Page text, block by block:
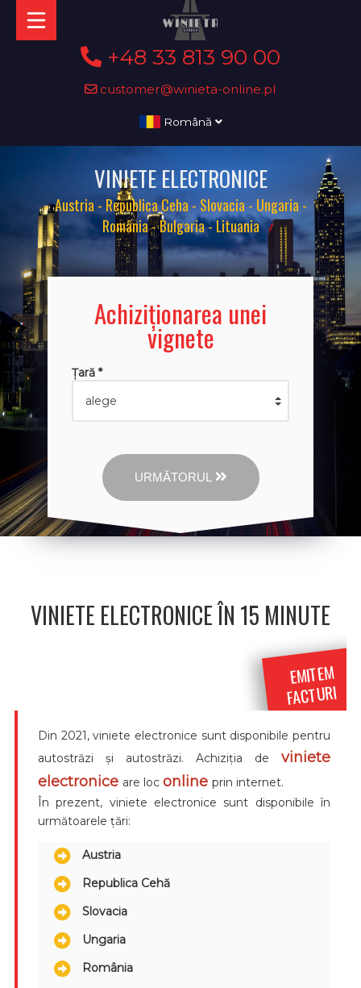
+48 33 813 90 00
customer@winieta-online.pl
Română
VINIETE ELECTRONICE
Austria - Republica Ceha - Slovacia - Ungaria -
România - Bulgaria - Lituania
Achiziționarea unei
vignete
Țară *
URMĂTORUL
VINIETE ELECTRONICE ÎN 15 MINUTE
EMITEM
FACTURI
Din 2021, viniete electronice sunt disponibile pentru
autostrăzi și autostrăzi. Achiziția deviniete
electronice are loc online prin internet.
În prezent, viniete electronice sunt disponibile în
următoarele țări:
Austria
Republica Cehă
Slovacia
Ungaria
România